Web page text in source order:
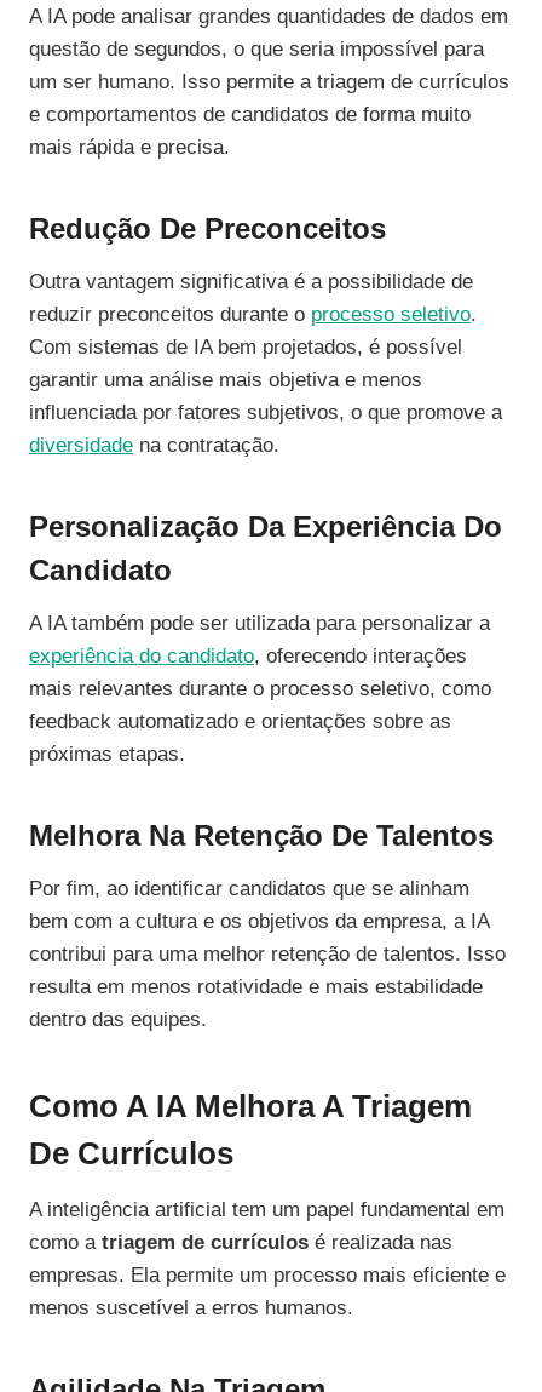
A IA pode analisar grandes quantidades de dados em
questão de segundos, o que seria impossível para
um ser humano. Isso permite a triagem de currículos
e comportamentos de candidatos de forma muito
mais rápida e precisa.
Redução De Preconceitos
Outra vantagem significativa é a possibilidade de
reduzir preconceitos durante o processo seletivo.
Com sistemas de IA bem projetados, é possível
garantir uma análise mais objetiva e menos
influenciada por fatores subjetivos, o que promove a
diversidade na contratação.
Personalização Da Experiência Do
Candidato
A IA também pode ser utilizada para personalizar a
experiência do candidato, oferecendo interações
mais relevantes durante o processo seletivo, como
feedback automatizado e orientações sobre as
próximas etapas.
Melhora Na Retenção De Talentos
Por fim, ao identificar candidatos que se alinham
bem com a cultura e os objetivos da empresa, a IA
contribui para uma melhor retenção de talentos. Isso
resulta em menos rotatividade e mais estabilidade
dentro das equipes.
Como A IA Melhora A Triagem
De Currículos
A inteligência artificial tem um papel fundamental em
como a triagem de currículos é realizada nas
empresas. Ela permite um processo mais eficiente e
menos suscetível a erros humanos.